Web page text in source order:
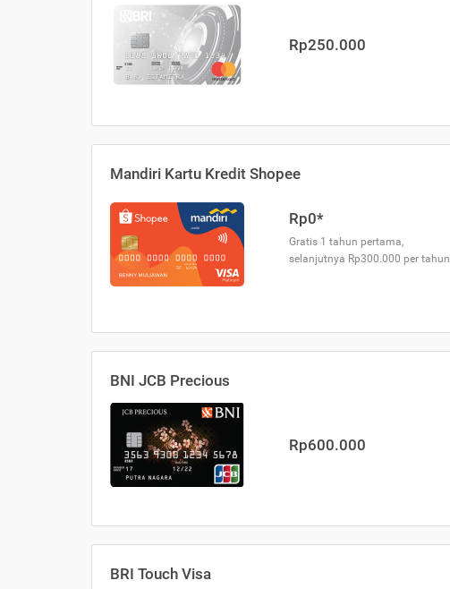
Rp250.000
Mandiri Kartu Kredit Shopee
Rp0*
Gratis 1 tahun pertama,
selanjutnya Rp300.000 per tahun
BNI JCB Precious
Rp600.000
BRI Touch Visa